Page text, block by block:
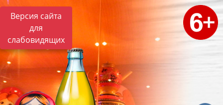
Версия сайта
для
слабовидящих